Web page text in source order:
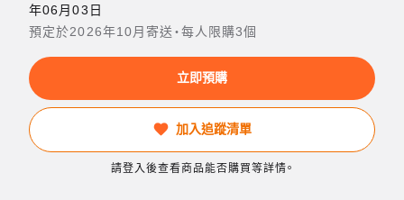
年06月03日
預定於2026年10月寄送・每人限購3個
立即預購
加入追蹤清單
請登入後查看商品能否購買等詳情。